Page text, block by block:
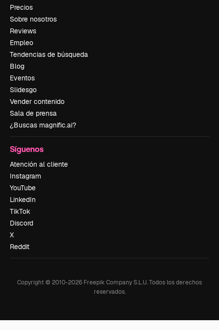
Precios
Sobre nosotros
Reviews
Empleo
Tendencias de búsqueda
Blog
Eventos
Slidesgo
Vender contenido
Sala de prensa
¿Buscas magnific.ai?
Síguenos
Atención al cliente
Instagram
YouTube
LinkedIn
TikTok
Discord
X
Reddit
Copyright © 2010-2026 Freepik Company S.L.U.Todos los derechos
reservados.